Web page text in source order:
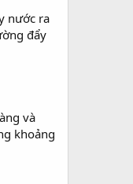
nước ra
đẩy
và
khoảng